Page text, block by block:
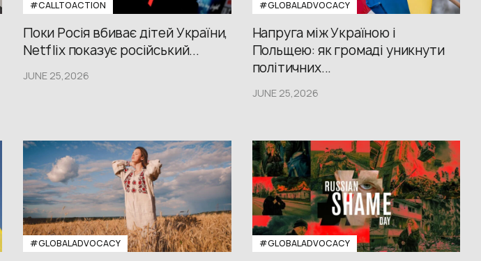
#CALLTOACTION
Поки Росія вбиває дітей України,
Netflix показує російський...
JUNE 25,2026
#GLOBALADVOCACY
Напруга між Україною і
Польщею: як громаді уникнути
політичних...
JUNE 25,2026
#GLOBALADVOCACY #GLOBALADVOCACY